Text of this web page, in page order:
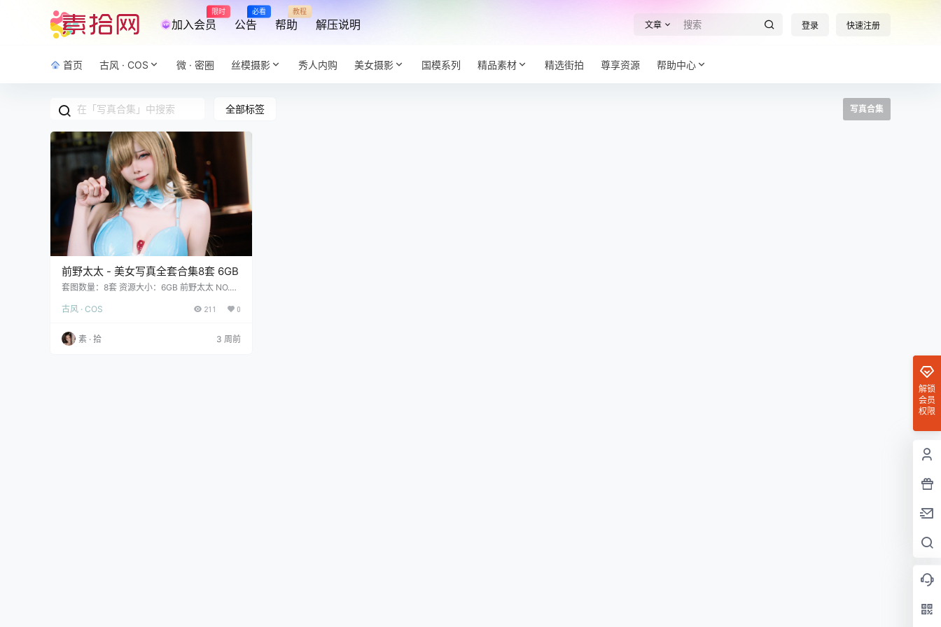
加入会员
限时
公告
必看
帮助
教程
解压说明 文章 登录 快速注册
首页 古风 · COS 微 · 密圈 丝模摄影 秀人内购 美女摄影 国模系列 精品素材 精选街拍 尊享资源 帮助中心
全部标签 写真合集
前野太太 - 美女写真全套合集8套 6GB
套图数量：8套 资源大小：6GB 前野太太 NO.00
O.007 碧蓝航线 约克城 兔女郎 [11P 1.95GB]前
野太太 NO.005 玉玲珑 [86P 1.42 GB]前野太太
NO.004 蔚蓝档案 一之濑明日奈 兔女郎 [31P 1.
古风 · COS 211 0
素 · 拾 3 周前
解锁
会员
权限